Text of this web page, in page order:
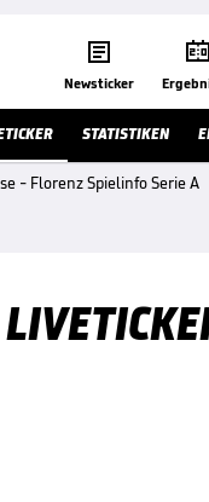

Newsticker

STATISTIKEN
- Florenz Spielinfo Serie A